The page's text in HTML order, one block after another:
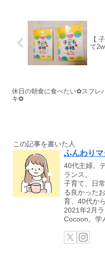
【
て
休日の朝食に食べたい✿スフレ
キ✿
この記事を書いた人
ふんわりマ
40代主婦。
ランス。
子育て、日
る良かった
育、40代か
2021年2月
Cocoon。学